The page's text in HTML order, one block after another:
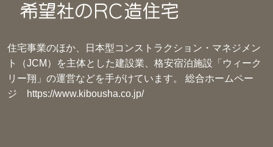
住宅事業のほか、日本型コンストラクション・マネジメン
ト（JCM）を主体とした建設業、格安宿泊施設「ウィーク
リー翔」の運営などを手がけています。 総合ホームペー
ジ
https://www.kibousha.co.jp/